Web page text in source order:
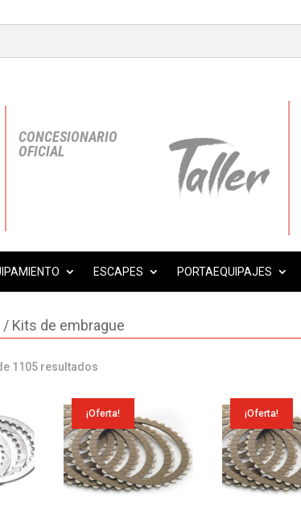
CONCESIONARIO
OFICIAL
ESCAPES PORTAEQUIPAJES
/ Kits de embrague
1105 resultados
¡Oferta! ¡Oferta!